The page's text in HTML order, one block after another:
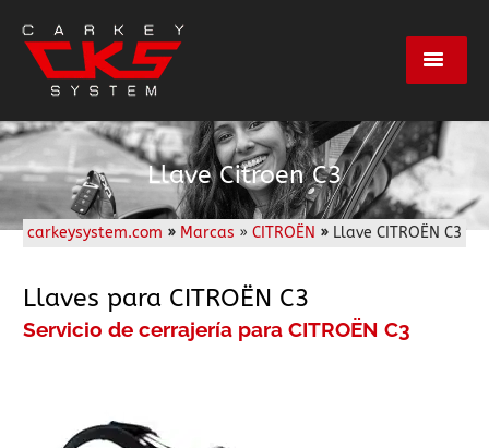
Servicios
Marcas
Llave Citroen C3
carkeysystem.com » Marcas » CITROËN » Llave CITROËN C3
Llaves para CITROËN C3
Servicio de cerrajería para CITROËN C3